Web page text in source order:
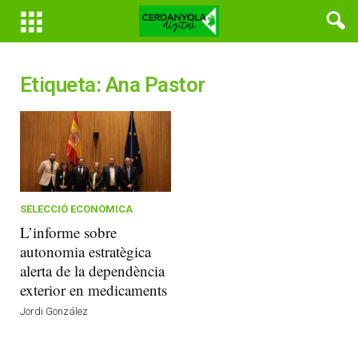
Etiqueta: Ana Pastor
SELECCIÓ ECONÒMICA
L’informe sobre
autonomia estratègica
alerta de la dependència
exterior en medicaments
Jordi González